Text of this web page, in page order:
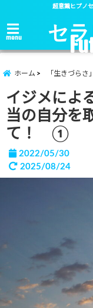
超意識ヒプノ
menu セ
ホーム 「生きづらさ
イジメによ
当の自分を
て！ ①
2022/05/30
2025/08/24